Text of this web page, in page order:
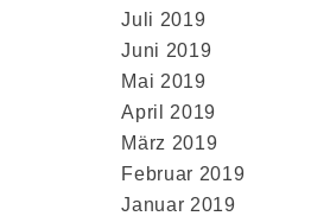
Juli 2019
Juni 2019
Mai 2019
April 2019
März 2019
Februar 2019
Januar 2019